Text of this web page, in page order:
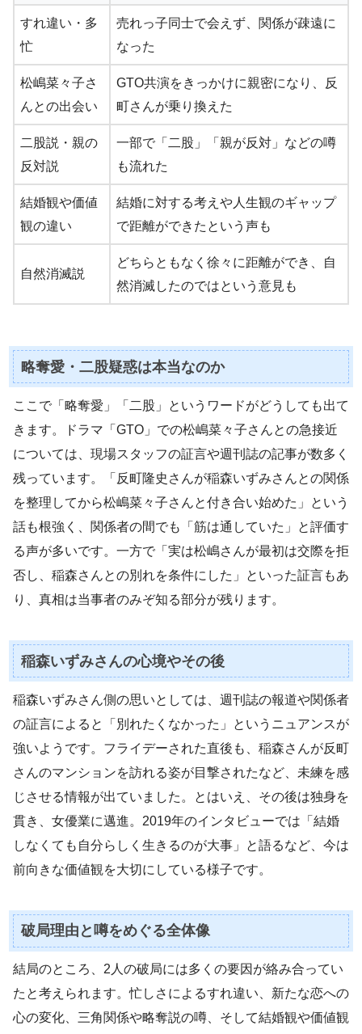
すれ違い・多
忙
売れっ子同士で会えず、関係が疎遠に
なった
松嶋菜々子さ
んとの出会い
GTO共演をきっかけに親密になり、反
町さんが乗り換えた
二股説・親の
反対説
一部で「二股」「親が反対」などの噂
も流れた
結婚観や価値
観の違い
結婚に対する考えや人生観のギャップ
で距離ができたという声も
自然消滅説
どちらともなく徐々に距離ができ、自
然消滅したのではという意見も
略奪愛・二股疑惑は本当なのか
ここで「略奪愛」「二股」というワードがどうしても出て
きます。ドラマ「GTO」での松嶋菜々子さんとの急接近
については、現場スタッフの証言や週刊誌の記事が数多く
残っています。「反町隆史さんが稲森いずみさんとの関係
を整理してから松嶋菜々子さんと付き合い始めた」という
話も根強く、関係者の間でも「筋は通していた」と評価す
る声が多いです。一方で「実は松嶋さんが最初は交際を拒
否し、稲森さんとの別れを条件にした」といった証言もあ
り、真相は当事者のみぞ知る部分が残ります。
稲森いずみさんの心境やその後
稲森いずみさん側の思いとしては、週刊誌の報道や関係者
の証言によると「別れたくなかった」というニュアンスが
強いようです。フライデーされた直後も、稲森さんが反町
さんのマンションを訪れる姿が目撃されたなど、未練を感
じさせる情報が出ていました。とはいえ、その後は独身を
貫き、女優業に邁進。2019年のインタビューでは「結婚
しなくても自分らしく生きるのが大事」と語るなど、今は
前向きな価値観を大切にしている様子です。
破局理由と噂をめぐる全体像
結局のところ、2人の破局には多くの要因が絡み合ってい
たと考えられます。忙しさによるすれ違い、新たな恋への
心の変化、三角関係や略奪説の噂、そして結婚観や価値観